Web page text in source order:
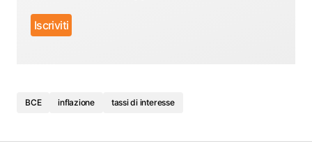
BCE inflazione tassi di interesse